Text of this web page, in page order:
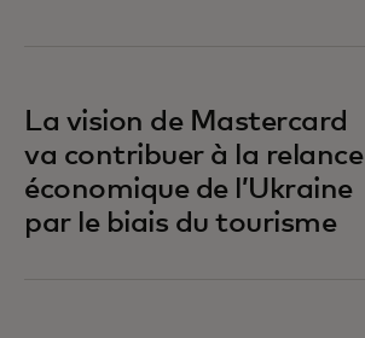
La vision de Mastercard
va contribuer à la relance
économique de l’Ukraine
par le biais du tourisme